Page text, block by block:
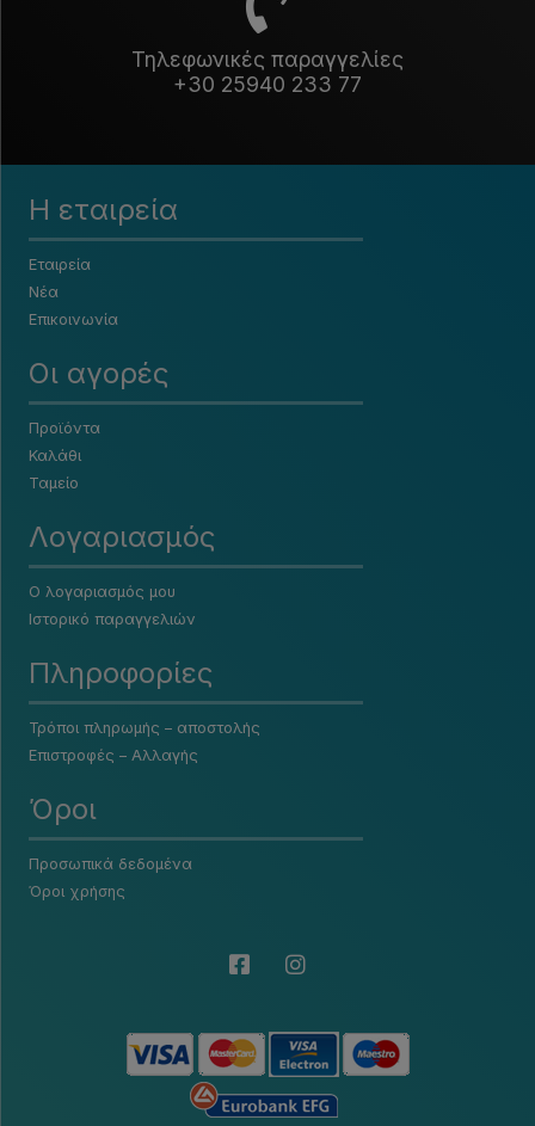
Τηλεφωνικές παραγγελίες
+30 25940 233 77
Η εταιρεία
Εταιρεία
Νέα
Επικοινωνία
Οι αγορές
Προϊόντα
Καλάθι
Ταμείο
Λογαριασμός
Ο λογαριασμός μου
Ιστορικό παραγγελιών
Πληροφορίες
Τρόποι πληρωμής – αποστολής
Επιστροφές – Αλλαγής
Όροι
Προσωπικά δεδομένα
Όροι χρήσης